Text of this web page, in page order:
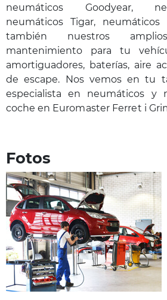
neumáticos Goodyear,
neumáticos Tigar, neumáticos
también nuestros
mantenimiento para tu
amortiguadores, baterías, aire
de escape. Nos vemos en tu
especialista en neumáticos y
coche en Euromaster Ferret i
Fotos